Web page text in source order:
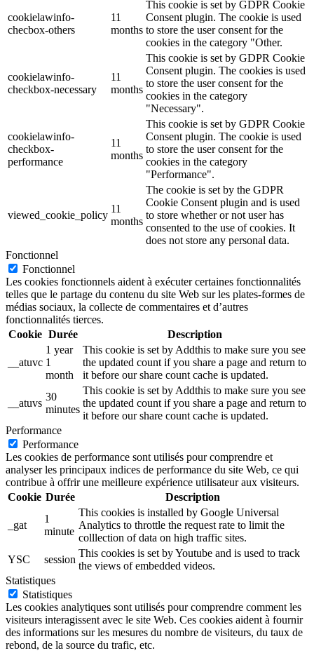
cookielawinfo-
checbox-others
11
months
This cookie is set by GDPR Cookie
Consent plugin. The cookie is used
to store the user consent for the
cookies in the category "Other.
cookielawinfo-
checkbox-necessary
11
months
This cookie is set by GDPR Cookie
Consent plugin. The cookies is used
to store the user consent for the
cookies in the category
"Necessary".
cookielawinfo-
checkbox-
performance
11
months
This cookie is set by GDPR Cookie
Consent plugin. The cookie is used
to store the user consent for the
cookies in the category
"Performance".
viewed_cookie_policy
11
months
The cookie is set by the GDPR
Cookie Consent plugin and is used
to store whether or not user has
consented to the use of cookies. It
does not store any personal data.
Fonctionnel
Fonctionnel
Les cookies fonctionnels aident à exécuter certaines fonctionnalités
telles que le partage du contenu du site Web sur les plates-formes de
médias sociaux, la collecte de commentaires et d’autres
fonctionnalités tierces.
Cookie Durée Description
__atuvc
1 year
1
month
This cookie is set by Addthis to make sure you see
the updated count if you share a page and return to
it before our share count cache is updated.
__atuvs
30
minutes
This cookie is set by Addthis to make sure you see
the updated count if you share a page and return to
it before our share count cache is updated.
Performance
Performance
Les cookies de performance sont utilisés pour comprendre et
analyser les principaux indices de performance du site Web, ce qui
contribue à offrir une meilleure expérience utilisateur aux visiteurs.
Cookie Durée Description
_gat
1
minute
This cookies is installed by Google Universal
Analytics to throttle the request rate to limit the
colllection of data on high traffic sites.
YSC
session
This cookies is set by Youtube and is used to track
the views of embedded videos.
Statistiques
Statistiques
Les cookies analytiques sont utilisés pour comprendre comment les
visiteurs interagissent avec le site Web. Ces cookies aident à fournir
des informations sur les mesures du nombre de visiteurs, du taux de
rebond, de la source du trafic, etc.